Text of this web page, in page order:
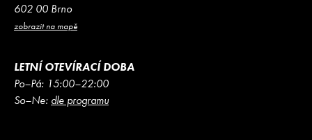
602 00 Brno
zobrazit na mapě
LETNÍ OTEVÍRACÍ DOBA
Po–Pá: 15:00–22:00
So–Ne: dle programu